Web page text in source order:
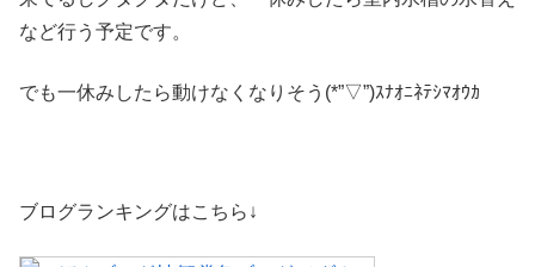
など行う予定です。
でも一休みしたら動けなくなりそう(*”▽”)ｽﾅｵﾆﾈﾃｼﾏｵｳｶ
ブログランキングはこちら↓